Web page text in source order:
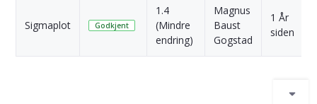
Sigmaplot Godkjent
1.4
(Mindre
endring)
Magnus
Baust
Gogstad
1 År
siden